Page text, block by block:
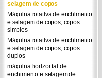
selagem de copos
Máquina rotativa de enchimento
e selagem de copos, copos
simples
Máquina rotativa de enchimento
e selagem de copos, copos
duplos
máquina horizontal de
enchimento e selagem de